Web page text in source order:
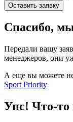
Оставить заявку
Спасибо,
Передали вашу
менеджеров, они
А еще вы можете
Sport Priority
Упс! Что-то